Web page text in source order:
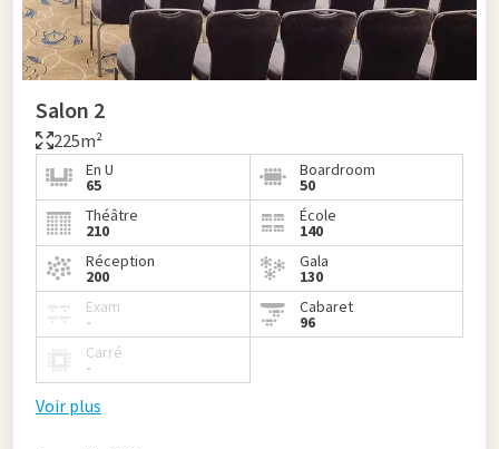
Salon 2
225m²
En U
65
Boardroom
50
Théâtre
210
École
140
Réception
200
Gala
130
Exam
-
Cabaret
96
Carré
-
Voir plus